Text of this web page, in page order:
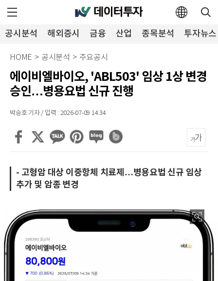
공시분석 해외증시 금융 산업 종목분석 투자뉴스
HOME > 공시분석 > 주요공시
에이비엘바이오, 'ABL503' 임상 1상 변경
승인…병용요법 신규 진행
박승호 기자 / 입력 : 2026-07-09 14:34
- 고형암 대상 이중항체 치료제…병용요법 신규 임상
추가 및 암종 변경